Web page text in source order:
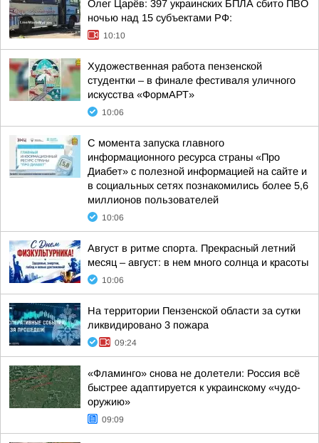
Олег Царёв: 397 украинских БПЛА сбито ПВО
ночью над 15 субъектами РФ:
10:10
Художественная работа пензенской
студентки – в финале фестиваля уличного
искусства «ФормАРТ»
10:06
С момента запуска главного
информационного ресурса страны «Про
Диабет» с полезной информацией на сайте и
в социальных сетях познакомились более 5,6
миллионов пользователей
10:06
Август в ритме спорта. Прекрасный летний
месяц – август: в нем много солнца и красоты
10:06
На территории Пензенской области за сутки
ликвидировано 3 пожара
09:24
«Фламинго» снова не долетели: Россия всё
быстрее адаптируется к украинскому «чудо-
оружию»
09:09